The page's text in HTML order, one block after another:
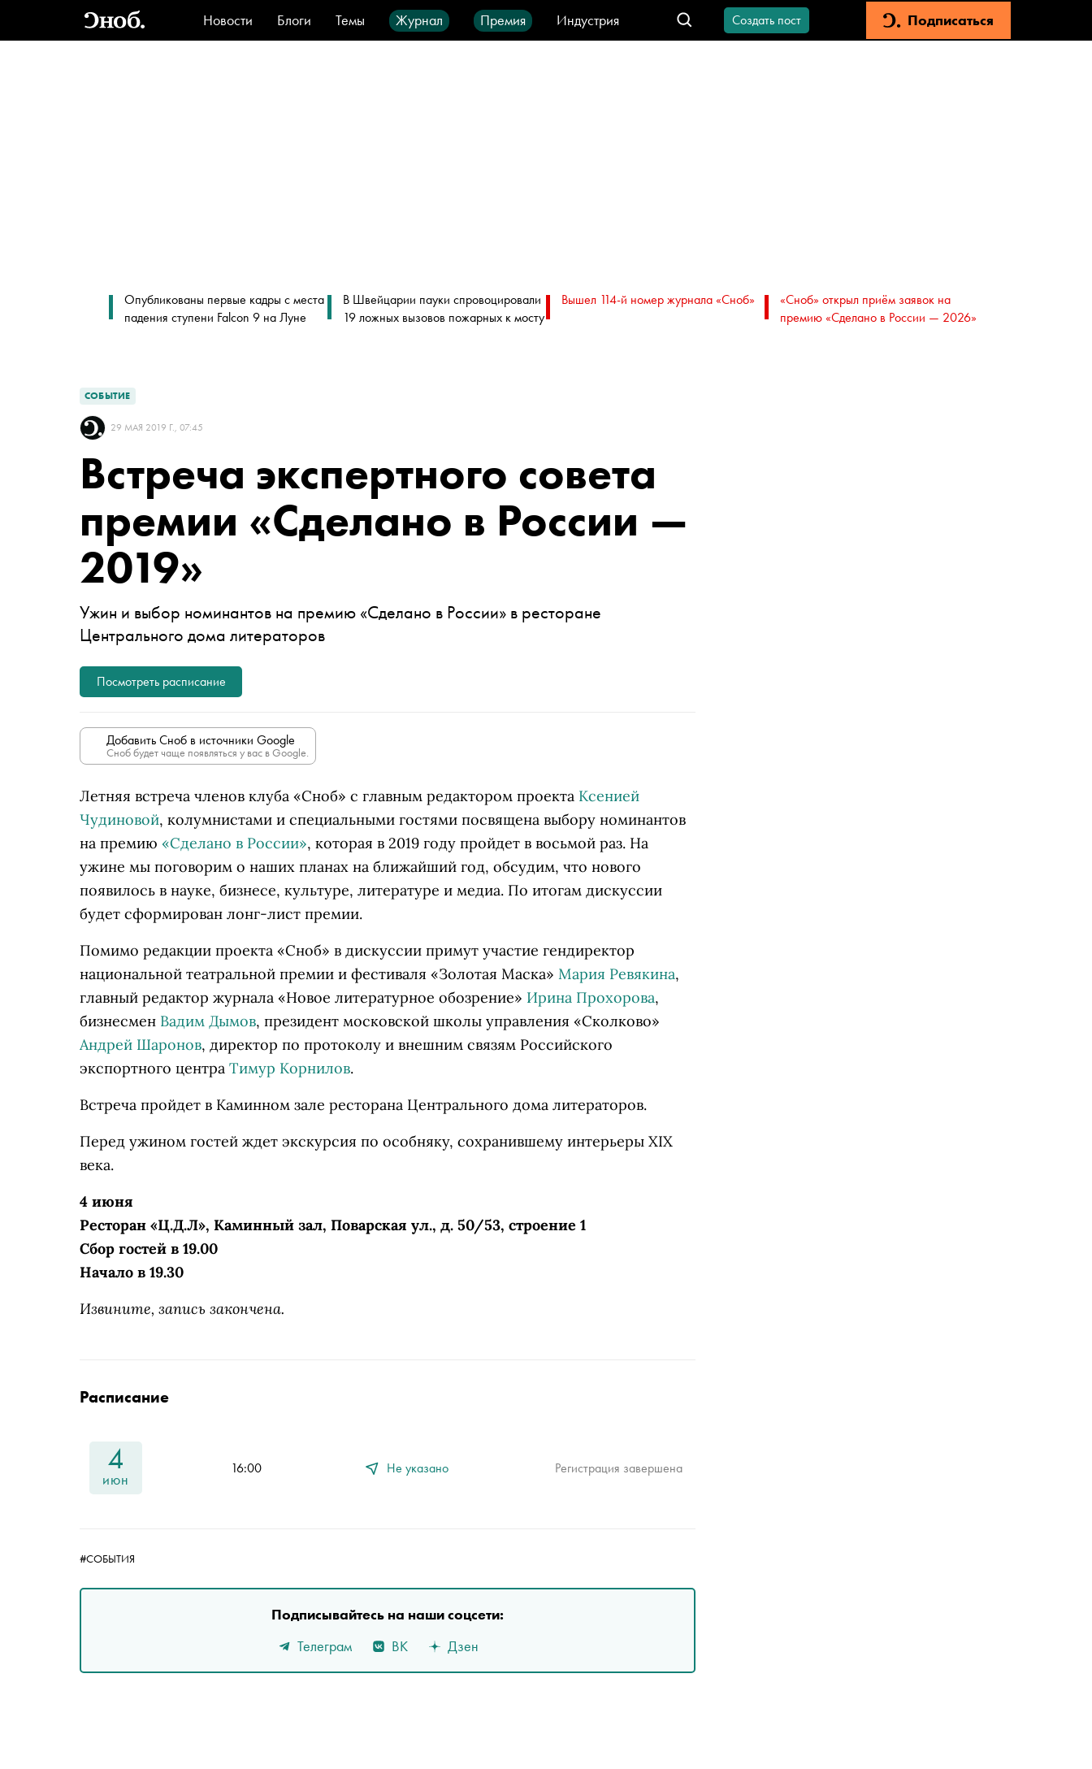
Новости Блоги Темы Журнал Премия
Индустрия
Стиль
Видео Город IT-продукты
Создать пост Подписаться
Опубликованы первые кадры с места
падения ступени Falcon 9 на Луне
В Швейцарии пауки спровоцировали
19 ложных вызовов пожарных к мосту
Вышел 114-й номер журнала «Сноб»
«Сноб» открыл приём заявок на
премию «Сделано в России — 2026»
СОБЫТИЕ
29 МАЯ 2019 Г., 07:45
Встреча экспертного совета
премии «Сделано в России —
2019»
Ужин и выбор номинантов на премию «Сделано в России» в ресторане
Центрального дома литераторов
Посмотреть расписание
Добавить Сноб в источники Google
Сноб будет чаще появляться у вас в Google.
Летняя встреча членов клуба «Сноб» с главным редактором проекта Ксенией
Чудиновой, колумнистами и специальными гостями посвящена выбору номинантов
на премию «Сделано в России», которая в 2019 году пройдет в восьмой раз. На
ужине мы поговорим о наших планах на ближайший год, обсудим, что нового
появилось в науке, бизнесе, культуре, литературе и медиа. По итогам дискуссии
будет сформирован лонг-лист премии.
Помимо редакции проекта «Сноб» в дискуссии примут участие гендиректор
национальной театральной премии и фестиваля «Золотая Маска» Мария Ревякина,
главный редактор журнала «Новое литературное обозрение» Ирина Прохорова,
бизнесмен Вадим Дымов, президент московской школы управления «Сколково»
Андрей Шаронов, директор по протоколу и внешним связям Российского
экспортного центра Тимур Корнилов.
Встреча пройдет в Каминном зале ресторана Центрального дома литераторов.
Перед ужином гостей ждет экскурсия по особняку, сохранившему интерьеры XIX
века.
4 июня
Ресторан «Ц.Д.Л», Каминный зал, Поварская ул., д. 50/53, строение 1
Сбор гостей в 19.00
Начало в 19.30
Извините, запись закончена.
Расписание
4
июн
16:00 Не указано Регистрация завершена
#СОБЫТИЯ
Подписывайтесь на наши соцсети:
Телеграм
ВК Дзен